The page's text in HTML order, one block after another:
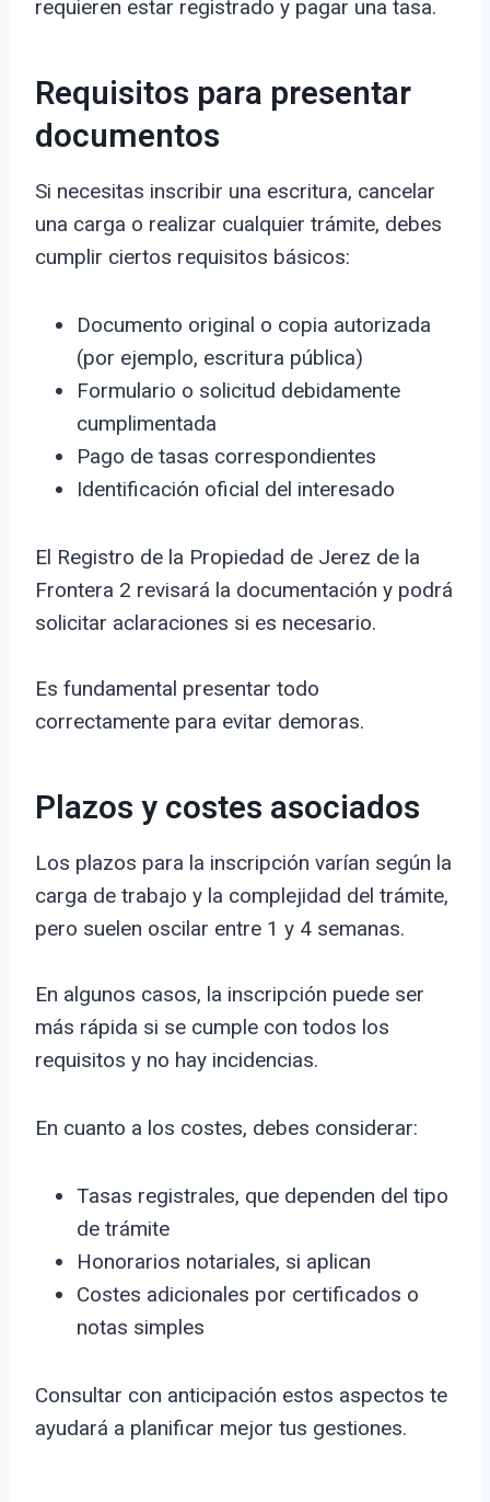
requieren estar registrado y pagar una tasa.
Requisitos para presentar
documentos
Si necesitas inscribir una escritura, cancelar
una carga o realizar cualquier trámite, debes
cumplir ciertos requisitos básicos:
Documento original o copia autorizada
(por ejemplo, escritura pública)
Formulario o solicitud debidamente
cumplimentada
Pago de tasas correspondientes
Identificación oficial del interesado
El Registro de la Propiedad de Jerez de la
Frontera 2 revisará la documentación y podrá
solicitar aclaraciones si es necesario.
Es fundamental presentar todo
correctamente para evitar demoras.
Plazos y costes asociados
Los plazos para la inscripción varían según la
carga de trabajo y la complejidad del trámite,
pero suelen oscilar entre 1 y 4 semanas.
En algunos casos, la inscripción puede ser
más rápida si se cumple con todos los
requisitos y no hay incidencias.
En cuanto a los costes, debes considerar:
Tasas registrales, que dependen del tipo
de trámite
Honorarios notariales, si aplican
Costes adicionales por certificados o
notas simples
Consultar con anticipación estos aspectos te
ayudará a planificar mejor tus gestiones.